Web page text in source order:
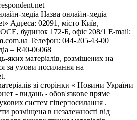
медіа Назва онлайн-медіа –
Адреса: 02091, місто Київ,
будинок 172-Б, офіс 208/1 E-mail:
Телефон: 044-205-43-00
– R40-06068
яких матеріалів, розміщених на
за умови посилання на
зі сторінки « Новини України
- видань - обов'язкове пряме
систем гіперпосилання .
розміщена в незалежності від